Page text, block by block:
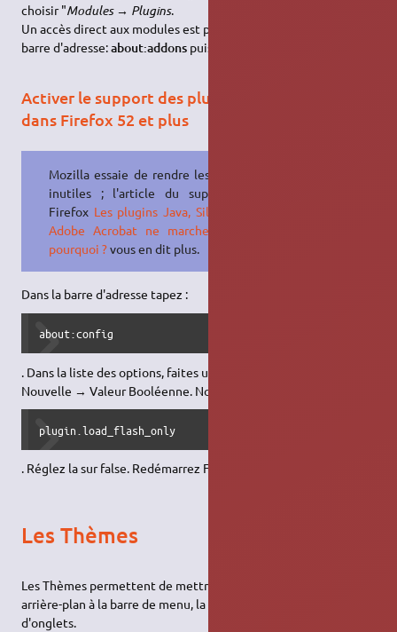
choisir "Modules → Plugins.
Un accès direct aux modules est possible en saisissant dans la
barre d'adresse:about:addons puis valider.
Activer le support des plugins tels que java
dans Firefox 52 et plus
Mozilla essaie de rendre les plugins
inutiles ; l'article du support de
Firefox Les plugins Java, Silverlight,
Adobe Acrobat ne marchent plus,
pourquoi ?vous en dit plus.
Dans la barre d'adresse tapez :
about:config
. Dans la liste des options, faites un clic droit et choisissez :
Nouvelle → Valeur Booléenne. Nommez la :
plugin.load_flash_only
. Réglez la sur false. Redémarrez Firefox.
Les Thèmes
Les Thèmes permettent de mettre, essentiellement, un
arrière-plan à la barre de menu, la barre personnelle et
d'onglets.